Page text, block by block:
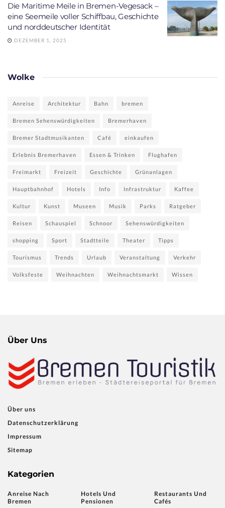
Die Maritime Meile in Bremen-Vegesack –
eine Seemeile voller Schiffbau, Geschichte
und norddeutscher Identität
DEZEMBER 1, 2025
Wolke
Anreise Architektur Bahn bremen
Bremen Sehenswürdigkeiten Bremerhaven
Bremer Stadtmusikanten Café einkaufen
Erlebnis Bremerhaven Essen & Trinken Flughafen
Freimarkt Freizeit Geschichte Grünanlagen
Hauptbahnhof Hotels Info Infrastruktur Kaffee
Kultur Kunst Museen Musik Parks Ratgeber
Reisen Schauspiel Schnoor Sehenswürdigkeiten
shopping Sport Stadtteile Theater Tipps
Tourismus Trends Urlaub Veranstaltung Verkehr
Volksfeste Weihnachten Weihnachtsmarkt Wissen
Über Uns
Über uns
Datenschutzerklärung
Impressum
Sitemap
Kategorien
Anreise Nach
Bremen
Hotels Und
Pensionen
Restaurants Und
Cafés